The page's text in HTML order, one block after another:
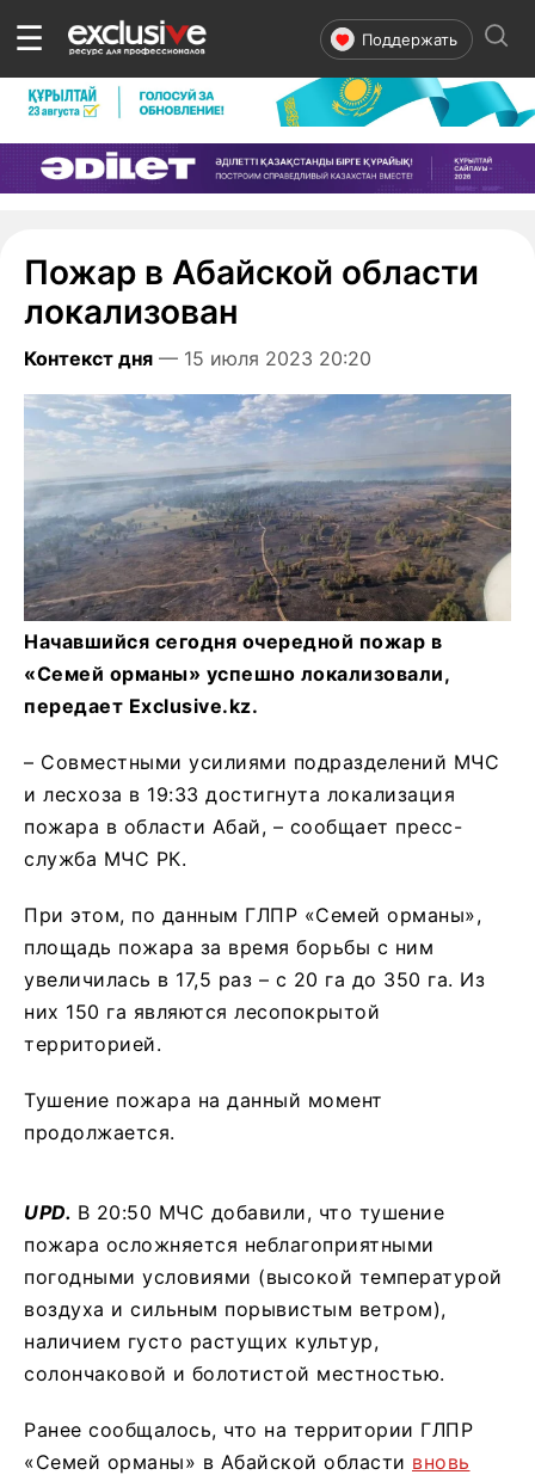
☰ Поддержать
Пожар в Абайской области
локализован
Контекст дня — 15 июля 2023 20:20
Начавшийся сегодня очередной пожар в
«Семей орманы» успешно локализовали,
передает Exclusive.kz.
– Совместными усилиями подразделений МЧС
и лесхоза в 19:33 достигнута локализация
пожара в области Абай, – сообщает пресс-
служба МЧС РК.
При этом, по данным ГЛПР «Семей орманы»,
площадь пожара за время борьбы с ним
увеличилась в 17,5 раз – с 20 га до 350 га. Из
них 150 га являются лесопокрытой
территорией.
Тушение пожара на данный момент
продолжается.
UPD. В 20:50 МЧС добавили, что тушение
пожара осложняется неблагоприятными
погодными условиями (высокой температурой
воздуха и сильным порывистым ветром),
наличием густо растущих культур,
солончаковой и болотистой местностью.
Ранее сообщалось, что на территории ГЛПР
«Семей орманы» в Абайской области вновь